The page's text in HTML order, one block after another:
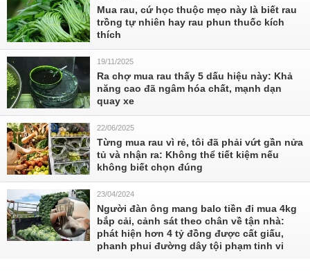
Mua rau, cứ học thuộc mẹo này là biết rau
trồng tự nhiên hay rau phun thuốc kích
thích
19/11/2025
Ra chợ mua rau thấy 5 dấu hiệu này: Khả
năng cao đã ngâm hóa chất, mạnh dạn
quay xe
22/06/2025
Từng mua rau vì rẻ, tôi đã phải vứt gần nửa
tủ và nhận ra: Không thể tiết kiệm nếu
không biết chọn đúng
23/04/2024
Người đàn ông mang balo tiền đi mua 4kg
bắp cải, cảnh sát theo chân về tận nhà:
phát hiện hơn 4 tỷ đồng được cất giấu,
phanh phui đường dây tội phạm tinh vi